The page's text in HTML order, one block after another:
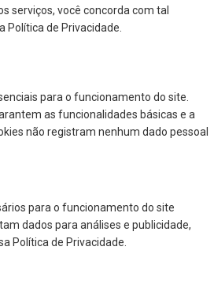
serviços, você concorda com tal
de Privacidade.
para o funcionamento do site.
as funcionalidades básicas e a
não registram nenhum dado pessoal
para o funcionamento do site
dados para análises e publicidade,
Política de Privacidade.